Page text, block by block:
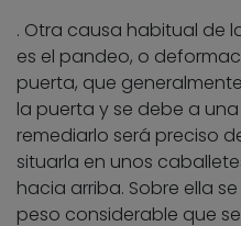
. Otra causa habitual de
es el pandeo, o
puerta, que
la puerta y se debe a
remediarlo será preciso
situarla en unos
hacia arriba. Sobre ella
peso considerable que